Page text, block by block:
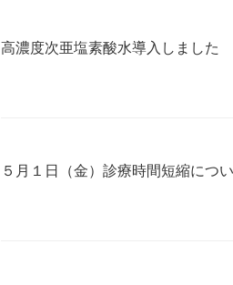
高濃度次亜塩素酸水導入しました
５月１日（金）診療時間短縮につ